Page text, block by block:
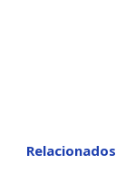
Relacionados